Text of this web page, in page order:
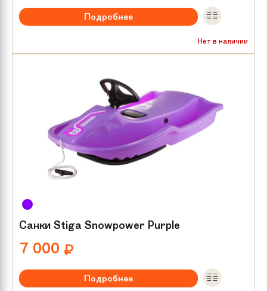
Подробнее
Нет в наличии
Санки Stiga Snowpower Purple
7 000 ₽
Подробнее